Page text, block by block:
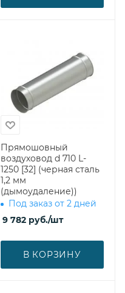
Прямошовный
воздуховод d 710 L-
1250 [32] (черная сталь
1,2 мм
(дымоудаление))
Под заказ от 2 дней
9 782руб./шт
В КОРЗИНУ